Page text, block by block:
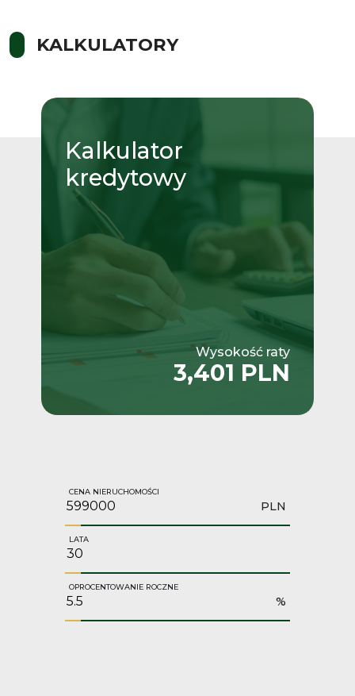
KALKULATORY
Kalkulator
kredytowy
Wysokość raty
3,401 PLN
CENA NIERUCHOMOŚCI
PLN
LATA
OPROCENTOWANIE ROCZNE
%